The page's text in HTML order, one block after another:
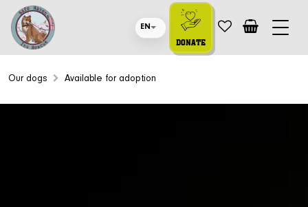
EN
DONATE
Our dogs Available for adoption